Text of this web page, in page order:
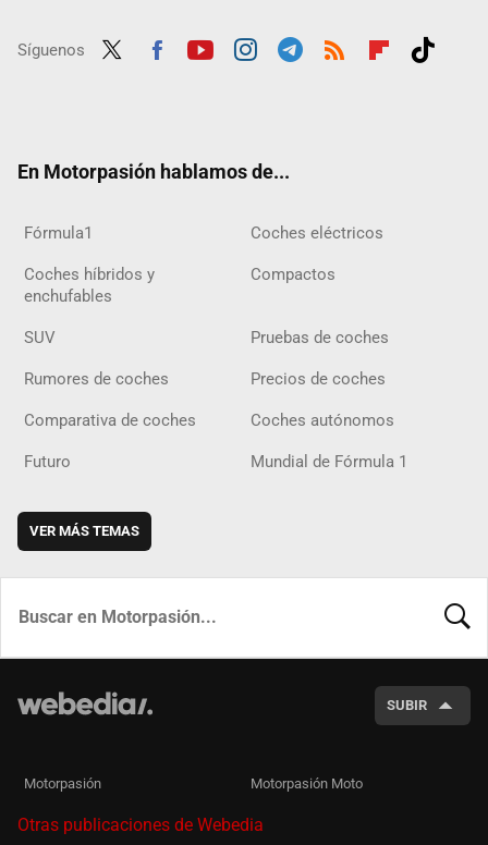
Síguenos
En Motorpasión hablamos de...
Fórmula1 Coches eléctricos
Coches híbridos y
enchufables
Compactos
SUV Pruebas de coches
Rumores de coches Precios de coches
Comparativa de coches Coches autónomos
Futuro Mundial de Fórmula 1
VER MÁS TEMAS
SUBIR
Motorpasión Motorpasión Moto
Otras publicaciones de Webedia